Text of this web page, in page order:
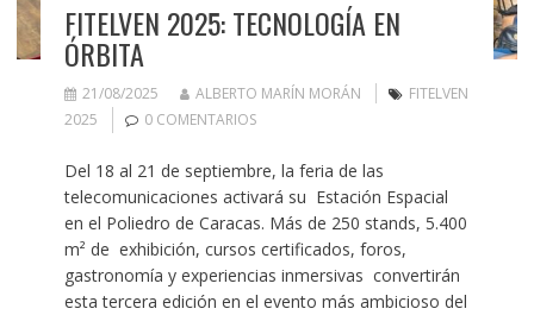
FITELVEN 2025: TECNOLOGÍA EN
ÓRBITA
21/08/2025 ALBERTO MARÍN MORÁN
FITELVEN
2025
0 COMENTARIOS
Del 18 al 21 de septiembre, la feria de las
telecomunicaciones activará su Estación Espacial
en el Poliedro de Caracas. Más de 250 stands, 5.400
m² de exhibición, cursos certificados, foros,
gastronomía y experiencias inmersivas convertirán
esta tercera edición en el evento más ambicioso del